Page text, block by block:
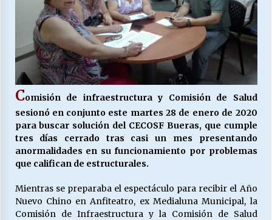
VOLVER A SER ALTERNATIVA
16/06/2026
MUNICIPALIDADES, HONORARIOS, DESPIDOS
28/05/2026
Releyendo la Rerum Novarum a 135 años. “La
cuestión social hoy”.
16/05/2026
S.O.S. a los ricos, Save Our Souls (Salvar
Nuestras Almas)
30/04/2026
Comisión de infraestructura y Comisión de Salud
sesionó en conjunto este martes 28 de enero de 2020
para buscar solución del CECOSF Bueras, que cumple
tres días cerrado tras casi un mes presentando
anormalidades en su funcionamiento por problemas
que califican de estructurales.
Mientras se preparaba el espectáculo para recibir el Año
Nuevo Chino en Anfiteatro, ex Medialuna Municipal, la
Comisión de Infraestructura y la Comisión de Salud